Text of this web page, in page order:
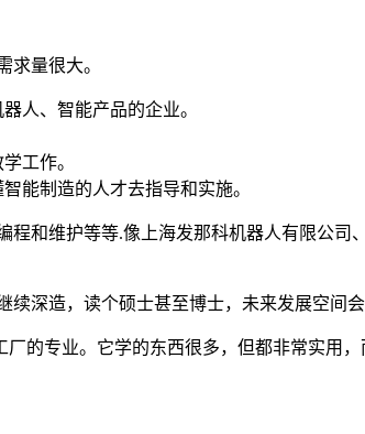
求量很大。
人、智能产品的企业。
工作。
能制造的人才去指导和实施。
和维护等等.像上海发那科机器人有限公
深造，读个硕士甚至博士，未来发展空间会
的专业。它学的东西很多，但都非常实用